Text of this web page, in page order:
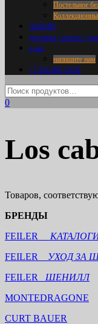
Постельное
АКЦИИ
доставка / оплата /
о нас
напишите нам
+7 916 695 18 36
0
Los
Товаров,
БРЕНДЫ
FEILER
FEILER
УХОД ЗА
FEILER ШЕНИЛЛ
MONTEDRAGONE
CURT BAUER